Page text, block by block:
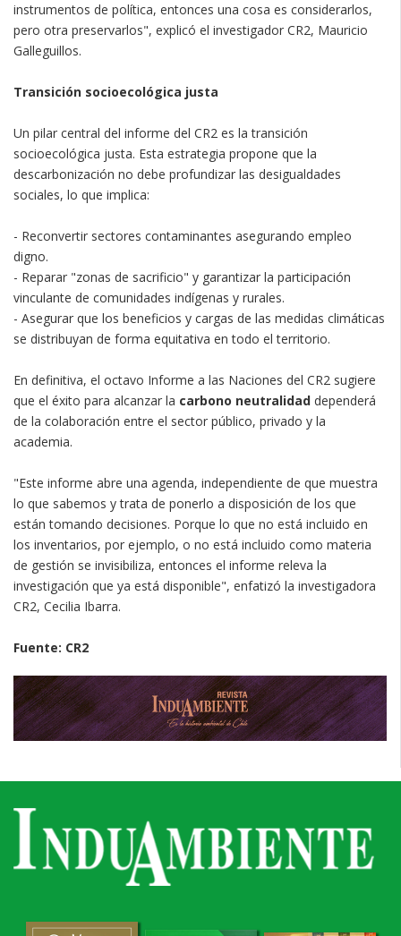
instrumentos de política, entonces una cosa es considerarlos,
pero otra preservarlos", explicó el investigador CR2, Mauricio
Galleguillos.
Transición socioecológica justa
Un pilar central del informe del CR2 es la transición
socioecológica justa. Esta estrategia propone que la
descarbonización no debe profundizar las desigualdades
sociales, lo que implica:
- Reconvertir sectores contaminantes asegurando empleo
digno.
- Reparar "zonas de sacrificio" y garantizar la participación
vinculante de comunidades indígenas y rurales.
- Asegurar que los beneficios y cargas de las medidas climáticas
se distribuyan de forma equitativa en todo el territorio.
En definitiva, el octavo Informe a las Naciones del CR2 sugiere
que el éxito para alcanzar la carbono neutralidad dependerá
de la colaboración entre el sector público, privado y la
academia.
"Este informe abre una agenda, independiente de que muestra
lo que sabemos y trata de ponerlo a disposición de los que
están tomando decisiones. Porque lo que no está incluido en
los inventarios, por ejemplo, o no está incluido como materia
de gestión se invisibiliza, entonces el informe releva la
investigación que ya está disponible", enfatizó la investigadora
CR2, Cecilia Ibarra.
Fuente: CR2